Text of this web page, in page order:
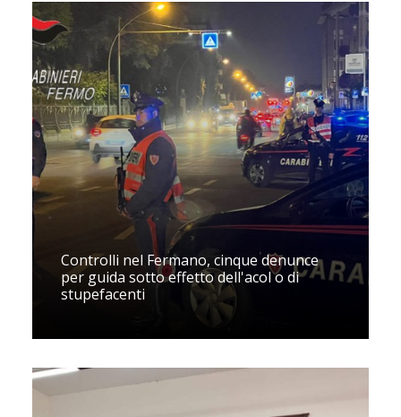
Controlli nel Fermano, cinque denunce
per guida sotto effetto dell'acol o di
stupefacenti